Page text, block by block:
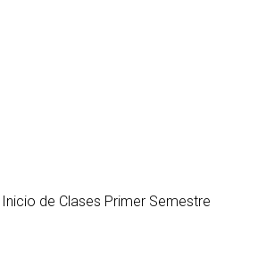
Inicio de Clases Primer Semestre